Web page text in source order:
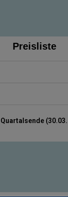
Preisliste